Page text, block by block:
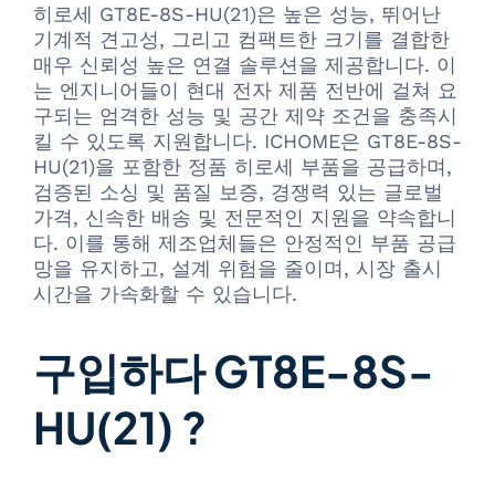
히로세 GT8E-8S-HU(21)은 높은 성능, 뛰어난
기계적 견고성, 그리고 컴팩트한 크기를 결합한
매우 신뢰성 높은 연결 솔루션을 제공합니다. 이
는 엔지니어들이 현대 전자 제품 전반에 걸쳐 요
구되는 엄격한 성능 및 공간 제약 조건을 충족시
킬 수 있도록 지원합니다. ICHOME은 GT8E-8S-
HU(21)을 포함한 정품 히로세 부품을 공급하며,
검증된 소싱 및 품질 보증, 경쟁력 있는 글로벌
가격, 신속한 배송 및 전문적인 지원을 약속합니
다. 이를 통해 제조업체들은 안정적인 부품 공급
망을 유지하고, 설계 위험을 줄이며, 시장 출시
시간을 가속화할 수 있습니다.
구입하다 GT8E-8S-
HU(21) ?